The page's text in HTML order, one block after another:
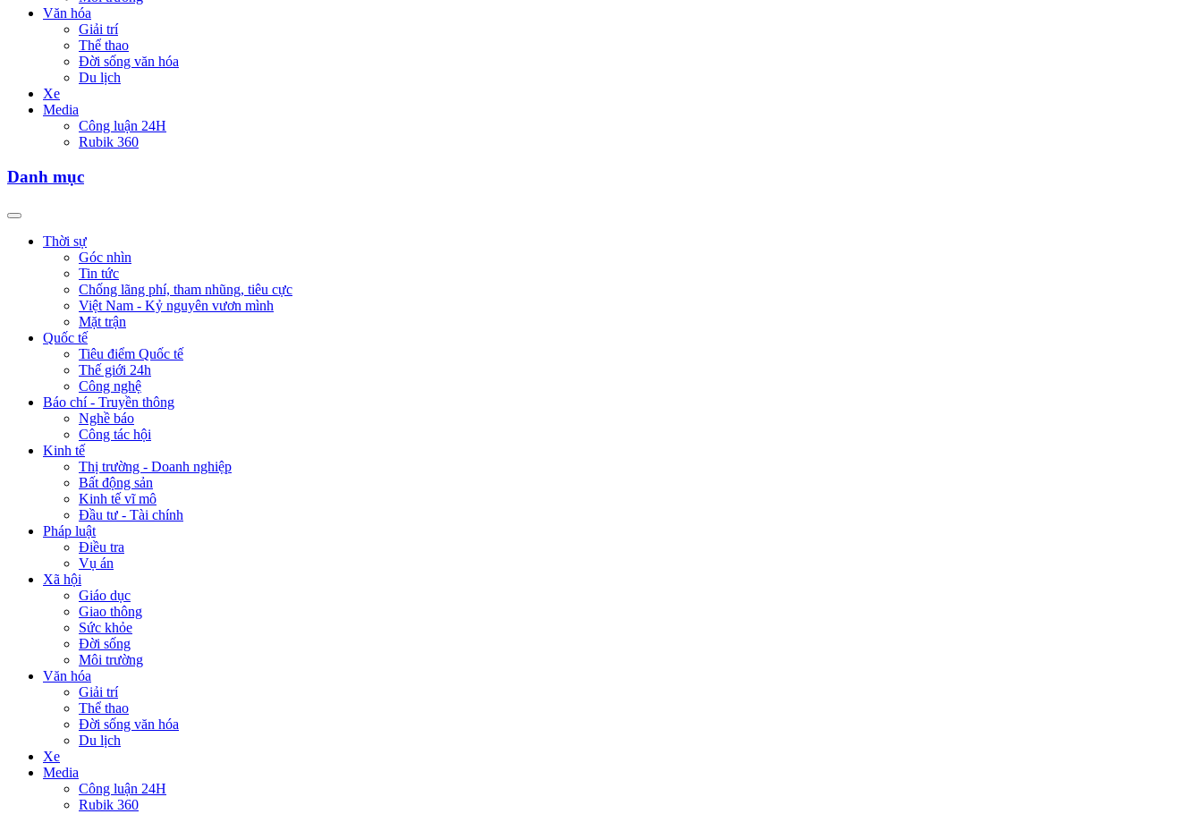
Văn hóa
Giải trí
Thể thao
Đời sống văn hóa
Du lịch
Xe
Media
Công luận 24H
Rubik 360
Danh mục
Thời sự
Góc nhìn
Tin tức
Chống lãng phí, tham nhũng, tiêu cực
Việt Nam - Kỷ nguyên vươn mình
Mặt trận
Quốc tế
Tiêu điểm Quốc tế
Thế giới 24h
Công nghệ
Báo chí - Truyền thông
Nghề báo
Công tác hội
Kinh tế
Thị trường - Doanh nghiệp
Bất động sản
Kinh tế vĩ mô
Đầu tư - Tài chính
Pháp luật
Điều tra
Vụ án
Xã hội
Giáo dục
Giao thông
Sức khỏe
Đời sống
Môi trường
Văn hóa
Giải trí
Thể thao
Đời sống văn hóa
Du lịch
Xe
Media
Công luận 24H
Rubik 360